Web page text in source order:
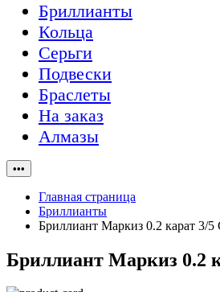
Бриллианты
Кольца
Серьги
Подвески
Браслеты
На заказ
Алмазы
•••
Главная страница
Бриллианты
Бриллиант Маркиз 0.2 карат 3/5
Бриллиант Маркиз 0.2